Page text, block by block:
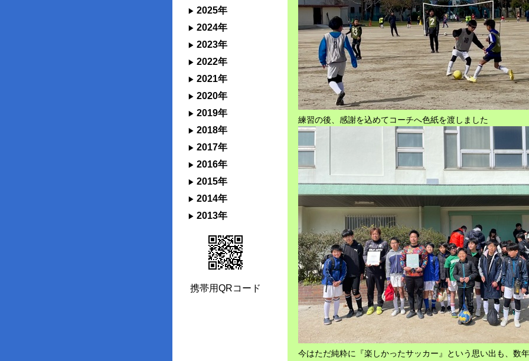
練習の後、感謝を込めてコーチへ色紙を渡しました
今はただ純粋に『楽しかったサッカー』という思い出も、数
2025年
2024年
2023年
2022年
2021年
2020年
2019年
2018年
2017年
2016年
2015年
2014年
2013年
携帯用QRコード